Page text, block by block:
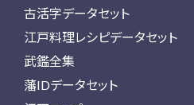
古活字データセット
江戸料理レシピデータセット
武鑑全集
藩IDデータセット